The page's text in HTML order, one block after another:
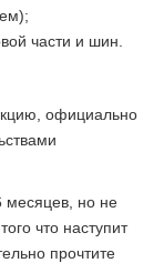
части и шин.
официально
месяцев, но не
что наступит
прочтите